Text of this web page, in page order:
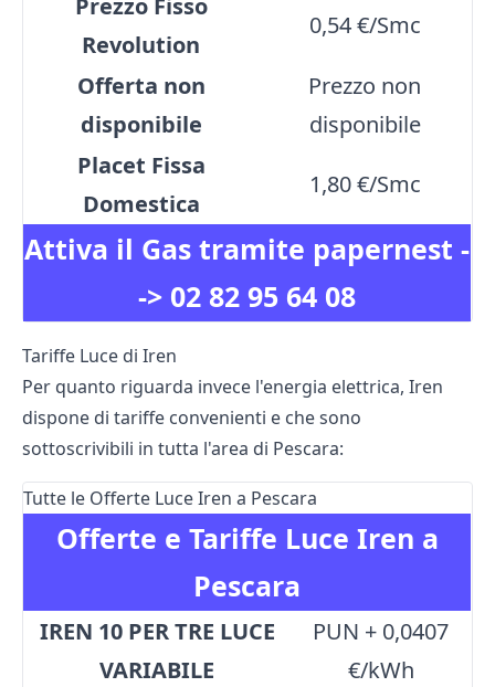
Attiva il Gas tramite papernest -
-> 02 82 95 64 08
Prezzo Fisso
Revolution
0,54 €/Smc
Offerta non
disponibile
Prezzo non
disponibile
Placet Fissa
Domestica
1,80 €/Smc
Tariffe Luce di Iren
Per quanto riguarda invece l'energia elettrica, Iren
dispone di tariffe convenienti e che sono
sottoscrivibili in tutta l'area di Pescara:
Tutte le Offerte Luce Iren a Pescara
Offerte e Tariffe Luce Iren a
Pescara
IREN 10 PER TRE LUCE
VARIABILE
PUN + 0,0407
€/kWh